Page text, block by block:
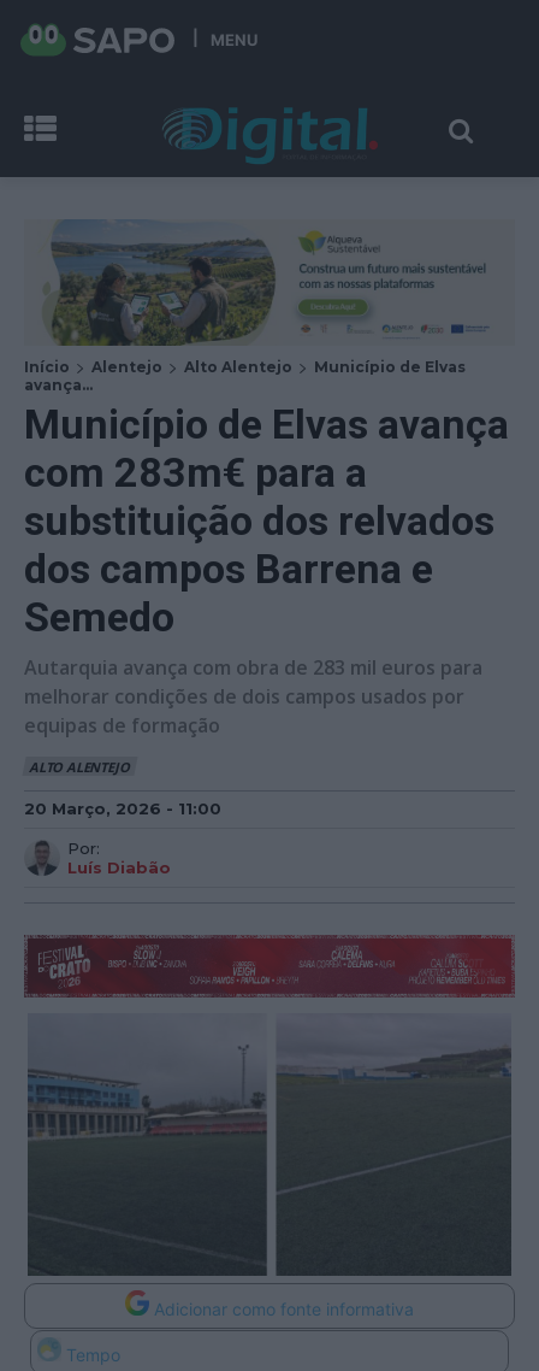
MENU
Início Alentejo Alto Alentejo
Município de Elvas
avança...
Município de Elvas avança
com 283m€ para a
substituição dos relvados
dos campos Barrena e
Semedo
Autarquia avança com obra de 283 mil euros para
melhorar condições de dois campos usados por
equipas de formação
ALTO ALENTEJO
20 Março, 2026 - 11:00
Por:
Luís Diabão
Adicionar como fonte informativa
Tempo